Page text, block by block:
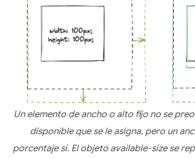
Un elemento de ancho o alto fijo no se
disponible que se le asigna, pero un
porcentaje sí. El objeto available-sizese